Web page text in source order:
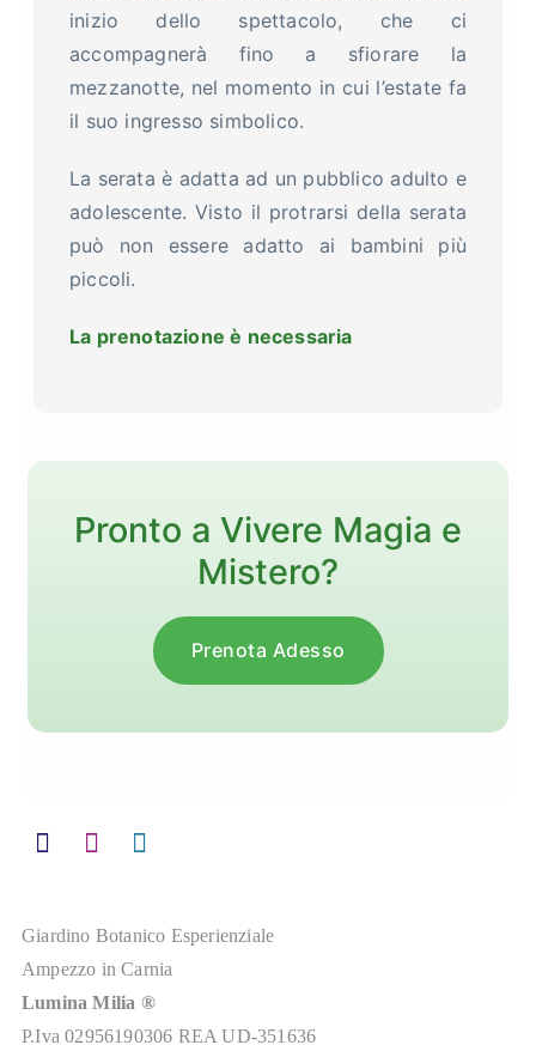
inizio dello spettacolo, che ci
accompagnerà fino a sfiorare la
mezzanotte, nel momento in cui l’estate fa
il suo ingresso simbolico.
La serata è adatta ad un pubblico adulto e
adolescente. Visto il protrarsi della serata
può non essere adatto ai bambini più
piccoli.
La prenotazione è necessaria
Pronto a Vivere Magia e
Mistero?
Prenota Adesso
Giardino Botanico Esperienziale
Ampezzo in Carnia
Lumina Milia ®
P.Iva 02956190306 REA UD-351636